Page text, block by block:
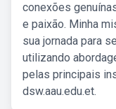
conexões
e paixão. Minha
sua jornada para
utilizando
pelas principais
dsw.aau.edu.et.